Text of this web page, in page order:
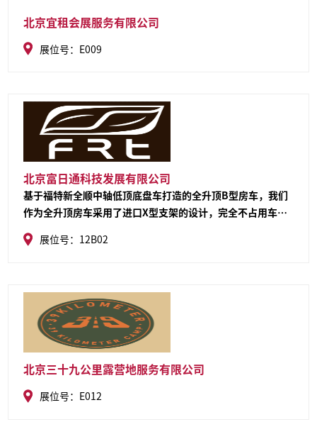
北京宜租会展服务有限公司
展位号：E009
北京富日通科技发展有限公司
基于福特新全顺中轴低顶底盘车打造的全升顶B型房车，我们
作为全升顶房车采用了进口X型支架的设计，完全不占用车辆
内部空间，操作方便、维修便捷、与车辆内部完全分开，比以
往的斜升顶大大增加的车辆上铺的使用空间，此款房车虽然小
车需求同样也可以兼顾商务出行、代步形式、可旅居、可接
娃、可下地库，收到了广大车友的一致好评，车辆内部从皮料
到五金都有采用进口原材料，保证车辆内部甲醛含量完全符合
国家标准，整套升顶机构单独开发并且经过10万次的升降测
试，大大保证了车辆的耐用性及安全性，现在的房车市场，趋
行，而是真正想在业余时间体验旅行的感受，所以对车辆的要
展位号：12B02
北京三十九公里露营地服务有限公司
展位号：E012